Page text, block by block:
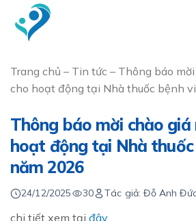
content
Trang chủ – Tin tức – Thông báo
cho hoạt động tại Nhà thuốc bệnh
Thông báo mời chào giá
hoạt động tại Nhà thuốc
năm 2026
Tác giả: Đỗ Anh
24/12/2025 30
chi tiết xem tại đây